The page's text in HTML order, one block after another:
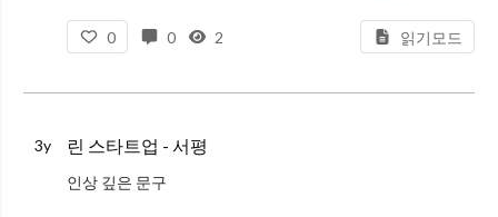
이상적인 개발 사이클은 “만들고 - 측정하고 - 배우고” 해당 사이클로 이루어진
0 0 2 읽기모드
3y 린 스타트업 - 서평
인상 깊은 문구